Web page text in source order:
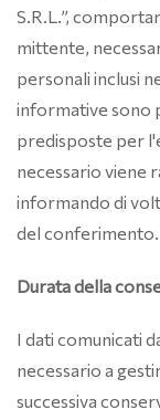
S.R.L.”,
mittente,
personali inclusi
informative sono
predisposte per
necessario viene
informando di
del conferimento.
Durata della
I dati comunicati
necessario a
successiva